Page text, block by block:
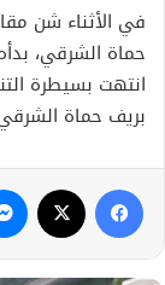
في الأثناء شن
حماة الشرقي،
انتهت بسيطرة
بريف حماة
فيسبوك